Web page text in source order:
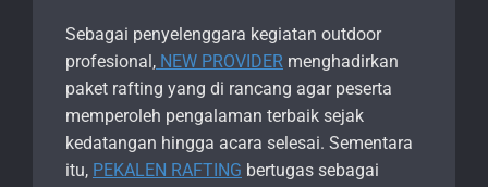
Sebagai penyelenggara kegiatan outdoor
profesional, NEW PROVIDER menghadirkan
paket rafting yang di rancang agar peserta
memperoleh pengalaman terbaik sejak
kedatangan hingga acara selesai. Sementara
itu, PEKALEN RAFTING bertugas sebagai